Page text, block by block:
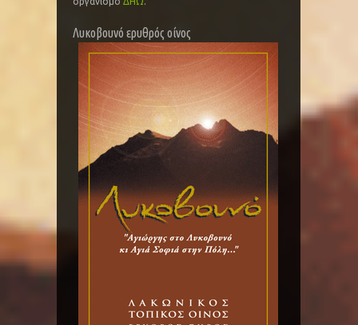
Λυκοβουνό ερυθρός οίνος